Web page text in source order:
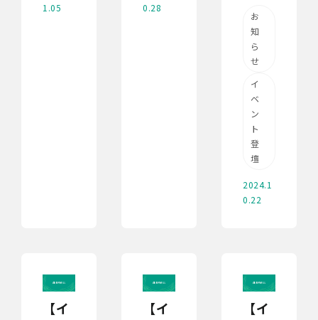
1.05
0.28
お
知
ら
せ
イ
ベ
ン
ト
登
壇
2024.1
0.22
【イ
【イ
【イ